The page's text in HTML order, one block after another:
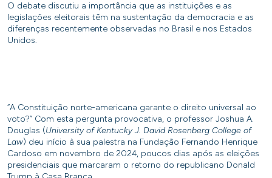
O debate discutiu a importância que as instituições e as
legislações eleitorais têm na sustentação da democracia e as
diferenças recentemente observadas no Brasil e nos Estados
Unidos.
“A Constituição norte-americana garante o direito universal ao
voto?” Com esta pergunta provocativa, o professor Joshua A.
Douglas (University of Kentucky J. David Rosenberg College of
Law) deu início à sua palestra na Fundação Fernando Henrique
Cardoso em novembro de 2024, poucos dias após as eleições
presidenciais que marcaram o retorno do republicano Donald